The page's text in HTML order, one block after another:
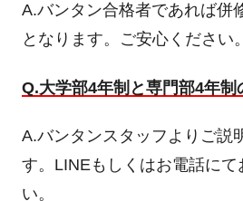
A.バンタン合格者であれば併
となります。ご安心ください。
Q.大学部4年制と専門部4年制
A.バンタンスタッフよりご説
す。LINEもしくはお電話にて
い。